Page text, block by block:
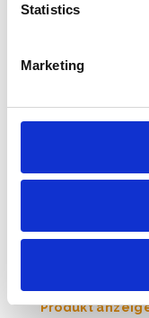
Statistics
Marketing
ASC
€283,00 €291,05
Produkt